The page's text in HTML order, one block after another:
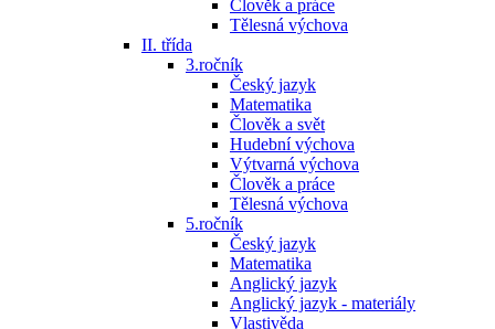
Člověk a práce
Tělesná výchova
II. třída
3.ročník
Český jazyk
Matematika
Člověk a svět
Hudební výchova
Výtvarná výchova
Člověk a práce
Tělesná výchova
5.ročník
Český jazyk
Matematika
Anglický jazyk
Anglický jazyk - materiály
Vlastivěda